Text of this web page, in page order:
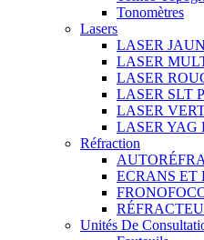
Tonomètres
Lasers
LASER
LASER
LASER
LASER SLT
LASER
LASER YAG
Réfraction
ECRANS ET
Unités De